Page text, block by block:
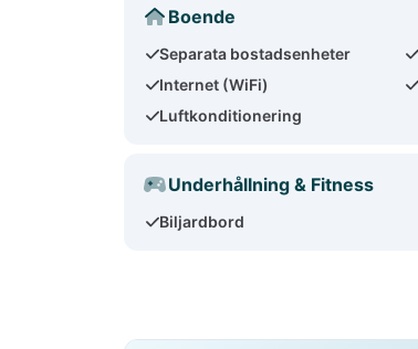
Boende
Separata bostadsenheter
Internet (WiFi)
Luftkonditionering
Underhållning & Fitness
Biljardbord